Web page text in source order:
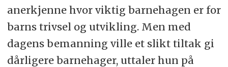
anerkjenne hvor viktig barnehagen er for
barns trivsel og utvikling. Men med
dagens bemanning ville et slikt tiltak gi
dårligere barnehager, uttaler hun på